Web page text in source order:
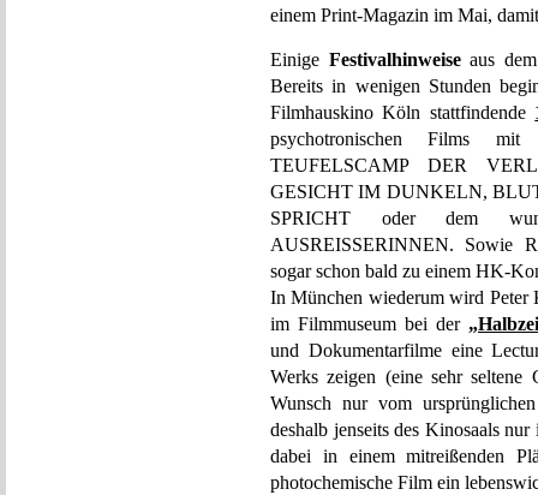
einem Print-Magazin im Mai,
Einige Festivalhinweiseaus dem
Bereits in wenigen Stunden
Filmhauskino Köln stattfindende
psychotronischen Films
TEUFELSCAMP DER
GESICHT IM DUNKELN,
SPRICHT oder dem
AUSREISSERINNEN. Sowie
sogar schon bald zu einem HK-
In München wiederum wird Peter
im Filmmuseum bei der
und Dokumentarfilme eine
Werks zeigen (eine sehr seltene
Wunsch nur vom
deshalb jenseits des Kinosaals
dabei in einem mitreißenden
photochemische Film ein